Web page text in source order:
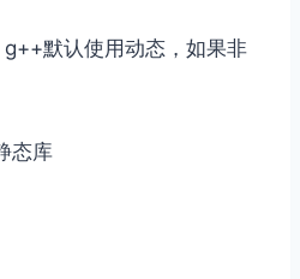
默认使用动态，如果非
态库